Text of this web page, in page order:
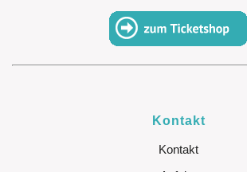
Kontakt
Kontakt